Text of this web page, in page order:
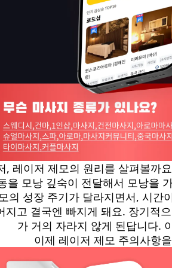
, 레이저 제모의 원리를 살펴볼까
을 모낭 깊숙이 전달해서 모낭을
의 성장 주기가 달라지면서, 시간
지고 결국엔 빠지게 돼요. 장기적
가 거의 자라지 않게 된답니다.
이제 레이저 제모 주의사항